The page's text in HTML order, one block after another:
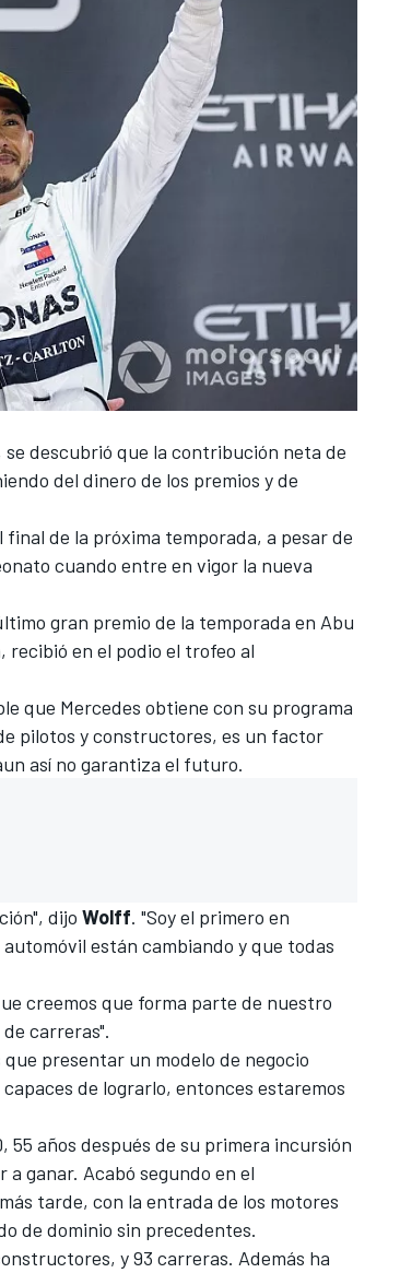
se descubrió que la contribución neta de
del dinero de los premios y de
final de la próxima temporada, a pesar de
cuando entre en vigor la nueva
gran premio de la temporada en Abu
en el podio el trofeo al
que Mercedes obtiene con su programa
pilotos y constructores, es un factor
así no garantiza el futuro.
dijo Wolff. "Soy el primero en
están cambiando y que todas
creemos que forma parte de nuestro
carreras".
presentar un modelo de negocio
de lograrlo, entonces estaremos
55 años después de su primera incursión
ganar. Acabó segundo en el
tarde, con la entrada de los motores
de dominio sin precedentes.
y 93 carreras. Además ha